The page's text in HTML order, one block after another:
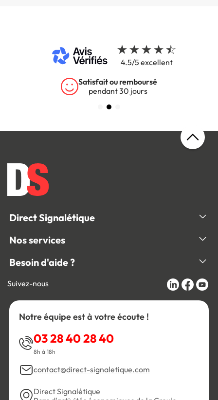
4.5/5 excellent
Satisfait ou remboursé
pendant 30 jours
Direct Signalétique
Nos services
Besoin d'aide ?
Suivez-nous
Notre équipe est à votre écoute !
03 28 40 28 40
8h à 18h
contact@direct-signaletique.com
Direct Signalétique